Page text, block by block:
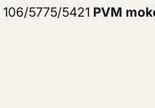
106/5775/5421 PVM